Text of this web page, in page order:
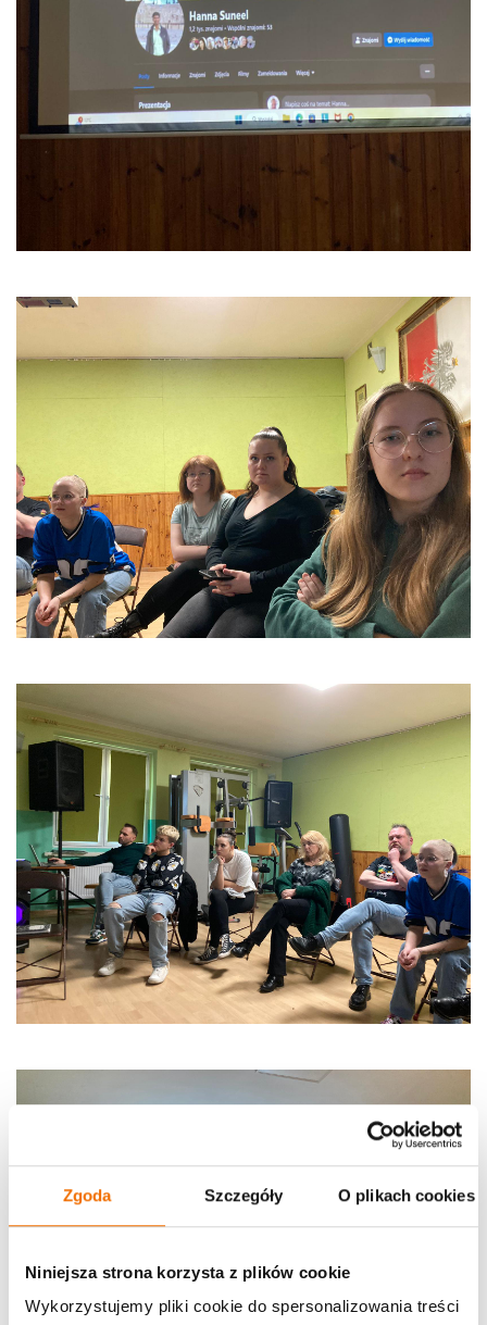
Zgoda Szczegóły O plikach cookies
Niniejsza strona korzysta z plików cookie
Wykorzystujemy pliki cookie do spersonalizowania treści